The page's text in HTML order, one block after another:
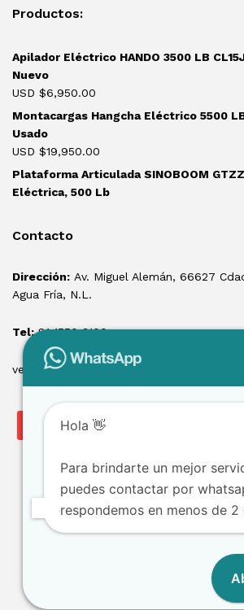
Productos:
Apilador Eléctrico HANDO 3500 LB
Nuevo
USD $6,950.00
Montacargas Hangcha Eléctrico 5500
Usado
USD $19,950.00
Plataforma Articulada SINOBOOM
Eléctrica, 500 Lb
Contacto
Dirección: Av. Miguel Alemán, 66627
Agua Fría, N.L.
Tel:81 1550 3100
ventas@losmontacargas.mx
Copyright © 2025 Los
Hola 👋
Para brindarte un mejor
puedes contactar por
respondemos en menos de 2